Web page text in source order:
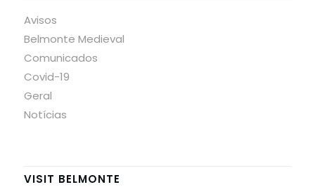
Avisos
Belmonte Medieval
Comunicados
Covid-19
Geral
Notícias
VISIT BELMONTE